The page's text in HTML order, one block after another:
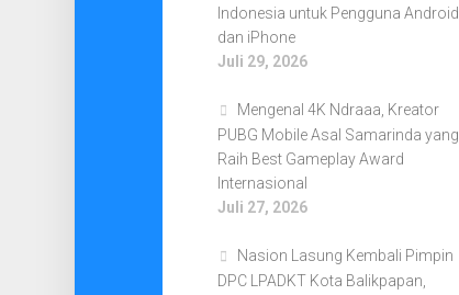
Indonesia untuk Pengguna Android
dan iPhone
Juli 29, 2026
Mengenal 4K Ndraaa, Kreator
PUBG Mobile Asal Samarinda yang
Raih Best Gameplay Award
Internasional
Juli 27, 2026
Nasion Lasung Kembali Pimpin
DPC LPADKT Kota Balikpapan,